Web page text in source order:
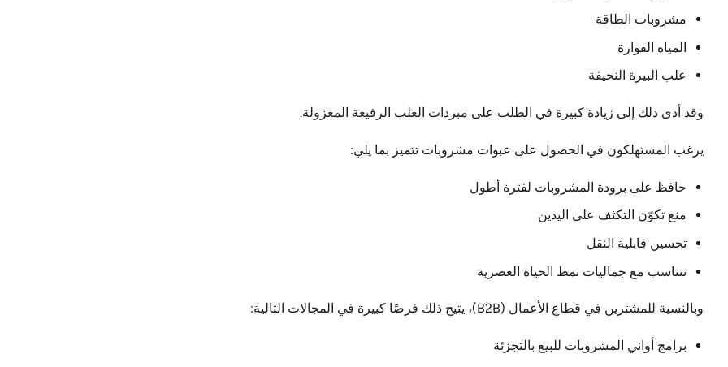
مشروبات الطاقة
المياه الفوارة
علب البيرة النحيفة
وقد أدى ذلك إلى زيادة كبيرة في الطلب على مبردات العلب الرفيعة المعزولة.
يرغب المستهلكون في الحصول على عبوات مشروبات تتميز بما يلي:
حافظ على برودة المشروبات لفترة أطول
منع تكوّن التكثف على اليدين
تحسين قابلية النقل
تتناسب مع جماليات نمط الحياة العصرية
وبالنسبة للمشترين في قطاع الأعمال (B2B)، يتيح ذلك فرصًا كبيرة في المجالات التالية:
برامج أواني المشروبات للبيع بالتجزئة